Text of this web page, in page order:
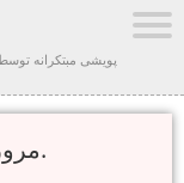
پویشی مبتکرانه
مرورگر شما قدیمی است.